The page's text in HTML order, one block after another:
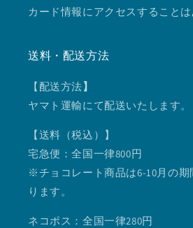
カード情報にアクセスすることは
送料・配送方法
【配送方法】
ヤマト運輸にて配送いたします。
【送料（税込）】
宅急便：全国一律800円
※チョコレート商品は6-10月の期
ります。
ネコポス：全国一律280円